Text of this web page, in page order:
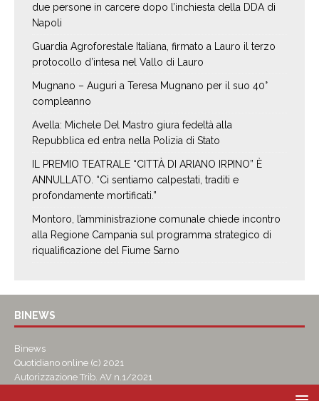
due persone in carcere dopo l’inchiesta della DDA di
Napoli
Guardia Agroforestale Italiana, firmato a Lauro il terzo
protocollo d’intesa nel Vallo di Lauro
Mugnano – Auguri a Teresa Mugnano per il suo 40°
compleanno
Avella: Michele Del Mastro giura fedeltà alla
Repubblica ed entra nella Polizia di Stato
IL PREMIO TEATRALE “CITTÀ DI ARIANO IRPINO” È
ANNULLATO. “Ci sentiamo calpestati, traditi e
profondamente mortificati.”
Montoro, l’amministrazione comunale chiede incontro
alla Regione Campania sul programma strategico di
riqualificazione del Fiume Sarno
BINEWS
Binews
Quotidiano online (c) 2021
Autorizzazione Trib. AV n.1/2021